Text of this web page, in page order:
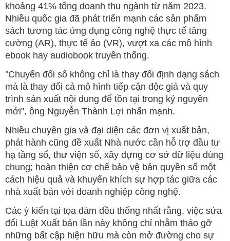
khoảng 41% tổng doanh thu ngành từ năm 2023.
Nhiều quốc gia đã phát triển mạnh các sản phẩm
sách tương tác ứng dụng công nghệ thực tế tăng
cường (AR), thực tế ảo (VR), vượt xa các mô hình
ebook hay audiobook truyền thống.
"Chuyển đổi số không chỉ là thay đổi định dạng sách
mà là thay đổi cả mô hình tiếp cận độc giả và quy
trình sản xuất nội dung để tồn tại trong kỷ nguyên
mới", ông Nguyễn Thành Lợi nhấn mạnh.
Nhiều chuyên gia và đại diện các đơn vị xuất bản,
phát hành cũng đề xuất Nhà nước cần hỗ trợ đầu tư
hạ tầng số, thư viện số, xây dựng cơ sở dữ liệu dùng
chung; hoàn thiện cơ chế bảo vệ bản quyền số một
cách hiệu quả và khuyến khích sự hợp tác giữa các
nhà xuất bản với doanh nghiệp công nghệ.
Các ý kiến tại tọa đàm đều thống nhất rằng, việc sửa
đổi Luật Xuất bản lần này không chỉ nhằm tháo gỡ
những bất cập hiện hữu mà còn mở đường cho sự